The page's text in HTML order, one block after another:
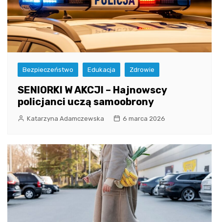
Bezpieczeństwo Edukacja Zdrowie
SENIORKI W AKCJI – Hajnowscy
policjanci uczą samoobrony
Katarzyna Adamczewska 6 marca 2026